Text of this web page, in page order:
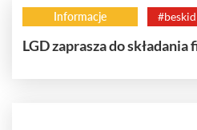
Informacje
LGD zaprasza do